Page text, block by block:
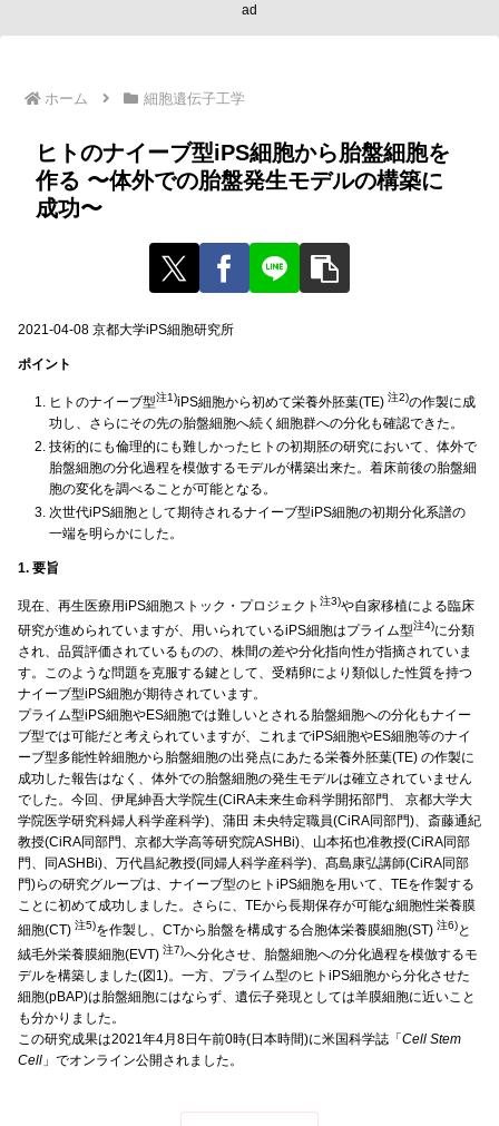
ad
ホーム 細胞遺伝子工学
ヒトのナイーブ型iPS細胞から胎盤細胞を
作る 〜体外での胎盤発生モデルの構築に
成功〜
2021-04-08 京都大学iPS細胞研究所
ポイント
ヒトのナイーブ型注1)iPS細胞から初めて栄養外胚葉(TE)注2)の作製に成
功し、さらにその先の胎盤細胞へ続く細胞群への分化も確認できた。
技術的にも倫理的にも難しかったヒトの初期胚の研究において、体外で
胎盤細胞の分化過程を模倣するモデルが構築出来た。着床前後の胎盤細
胞の変化を調べることが可能となる。
次世代iPS細胞として期待されるナイーブ型iPS細胞の初期分化系譜の
一端を明らかにした。
1. 要旨
現在、再生医療用iPS細胞ストック・プロジェクト 注3)や自家移植による臨床
研究が進められていますが、用いられているiPS細胞はプライム型注4)に分類
され、品質評価されているものの、株間の差や分化指向性が指摘されていま
す。このような問題を克服する鍵として、受精卵により類似した性質を持つ
ナイーブ型iPS細胞が期待されています。
プライム型iPS細胞やES細胞では難しいとされる胎盤細胞への分化もナイー
ブ型では可能だと考えられていますが、これまでiPS細胞やES細胞等のナイ
ーブ型多能性幹細胞から胎盤細胞の出発点にあたる栄養外胚葉(TE) の作製に
成功した報告はなく、体外での胎盤細胞の発生モデルは確立されていません
でした。今回、伊尾紳吾大学院生(CiRA未来生命科学開拓部門、 京都大学大
学院医学研究科婦人科学産科学)、蒲田 未央特定職員(CiRA同部門)、斎藤通紀
教授(CiRA同部門、京都大学高等研究院ASHBi)、山本拓也准教授(CiRA同部
門、同ASHBi)、万代昌紀教授(同婦人科学産科学)、髙島康弘講師(CiRA同部
門)らの研究グループは、ナイーブ型のヒトiPS細胞を用いて、TEを作製する
ことに初めて成功しました。さらに、TEから長期保存が可能な細胞性栄養膜
細胞(CT) 注5)を作製し、CTから胎盤を構成する合胞体栄養膜細胞(ST) 注6)と
絨毛外栄養膜細胞(EVT) 注7)へ分化させ、胎盤細胞への分化過程を模倣するモ
デルを構築しました(図1)。一方、プライム型のヒトiPS細胞から分化させた
細胞(pBAP)は胎盤細胞にはならず、遺伝子発現としては羊膜細胞に近いこと
も分かりました。
この研究成果は2021年4月8日午前0時(日本時間)に米国科学誌「 Cell Stem
Cell 」でオンライン公開されました。